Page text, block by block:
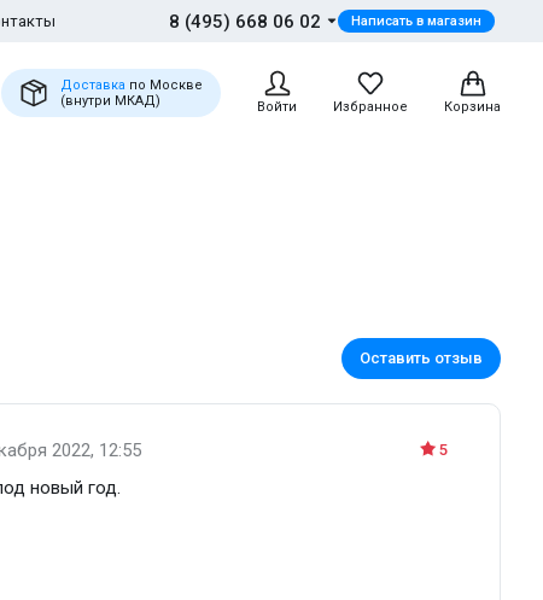
8 (495) 668 06 02 Написать в магазин
Доставка по Москве
(внутри МКАД)
Войти Избранное Корзина
Оставить отзыв
5
2022, 12:55
новый год.